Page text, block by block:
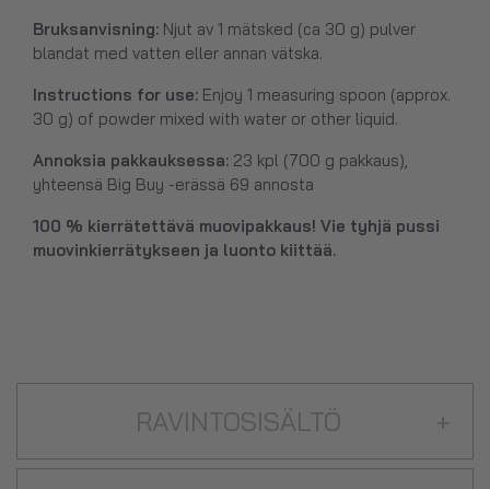
Bruksanvisning: Njut av 1 mätsked (ca 30 g) pulver
blandat med vatten eller annan vätska.
Instructions for use: Enjoy 1 measuring spoon (approx.
30 g) of powder mixed with water or other liquid.
Annoksia pakkauksessa: 23 kpl (700 g pakkaus),
yhteensä Big Buy -erässä 69 annosta
100 % kierrätettävä muovipakkaus! Vie tyhjä pussi
muovinkierrätykseen ja luonto kiittää.
RAVINTOSISÄLTÖ +